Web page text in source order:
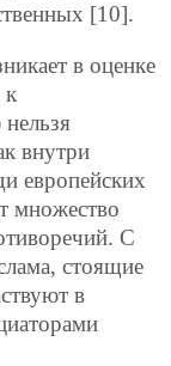
[10].
в оценке
к
внутри
европейских
множество
С
стоящие
в